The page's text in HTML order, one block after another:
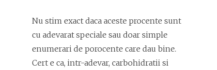
Nu stim exact daca aceste procente sunt
cu adevarat speciale sau doar simple
enumerari de porocente care dau bine.
Cert e ca, intr-adevar, carbohidratii si